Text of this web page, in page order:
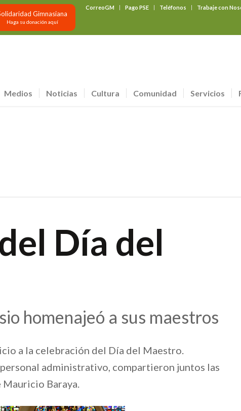
CorreoGM Pago PSE Teléfonos Trabaje con
Gimnasiana
Haga su donación aquí
Medios Noticias Cultura Comunidad Servicios
Día del
homenajeó a sus maestros
a la celebración del Día del Maestro.
administrativo, compartieron juntos las
Mauricio Baraya.